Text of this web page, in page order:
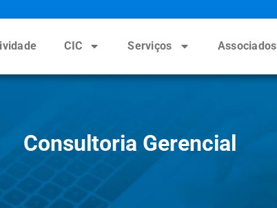
CIC Serviços Associados
Consultoria Gerencial